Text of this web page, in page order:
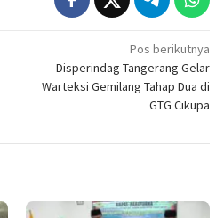
Pos berikutnya
Disperindag Tangerang Gelar
Warteksi Gemilang Tahap Dua di
GTG Cikupa